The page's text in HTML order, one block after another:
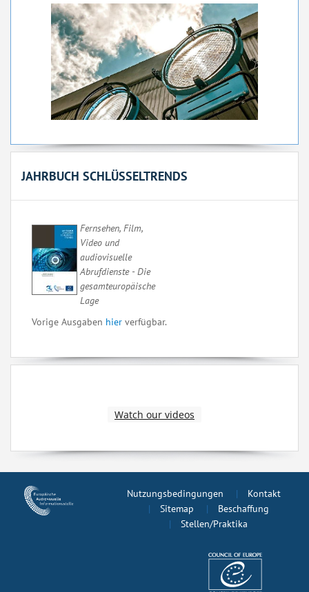
JAHRBUCH SCHLÜSSELTRENDS
Fernsehen, Film,
Video und
audiovisuelle
Abrufdienste - Die
gesamteuropäische
Lage
Vorige Ausgaben hier verfügbar.
Watch our videos
Nutzungsbedingungen
Kontakt
Sitemap
Beschaffung
Stellen/Praktika